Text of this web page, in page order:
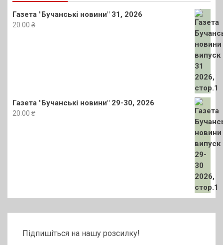
Газета "Бучанські новини" 31, 2026
20.00 ₴
Газета "Бучанські новини" 29-30, 2026
20.00 ₴
Підпишіться на нашу розсилку!